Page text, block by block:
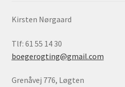
Kirsten Nørgaard
Tlf: 61 55 14 30
boegerogting@gmail.com
Grenåvej 776, Løgten